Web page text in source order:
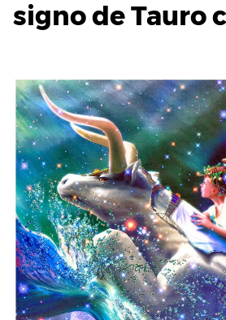
signo de Tauro